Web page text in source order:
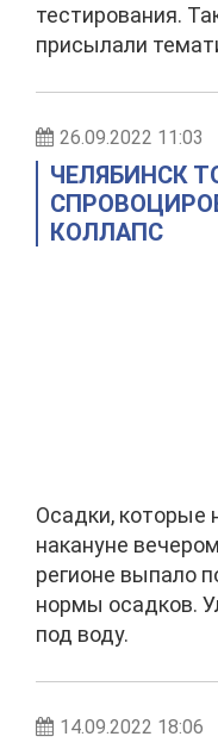
тестирования.
присылали
26.09.2022 11:03
ЧЕЛЯБИНСК
КОЛЛАПС
Осадки, которые
накануне
регионе выпало
нормы осадков.
под воду.
14.09.2022 18:06